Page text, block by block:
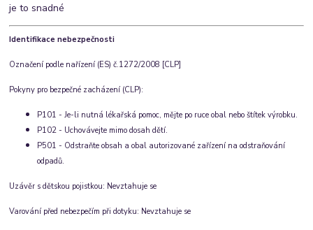
je to snadné
Identifikace nebezpečnosti
Označení podle nařízení (ES) č.1272/2008 [CLP]
Pokyny pro bezpečné zacházení (CLP):
P101 - Je-li nutná lékařská pomoc, mějte po ruce obal nebo štítek výrobku.
P102 - Uchovávejte mimo dosah dětí.
P501 - Odstraňte obsah a obal autorizované zařízení na odstraňování
odpadů.
Uzávěr s dětskou pojistkou: Nevztahuje se
Varování před nebezpečím při dotyku: Nevztahuje se